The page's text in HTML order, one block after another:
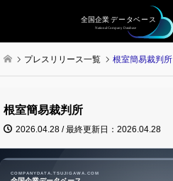
プレスリリース一覧 根室簡易裁判所
根室簡易裁判所
2026.04.28 / 最終更新日：2026.04.28